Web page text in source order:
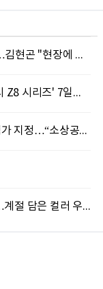
경과원, 기업 123곳 찾아 애로 136건 해결…김현곤 "현장에 답 있다"
삼성전자, 사전판매 144만대 신기록 '갤럭시 Z8 시리즈' 7일부터 국내 출시
최원용 평택시장, 고덕택지상가 골목형상점가 지정…“소상공인 살리는 상권 활성화 속도”
여주 남한강 출렁다리, 보랏빛으로 물들다…계절 담은 컬러 우산 '인기'